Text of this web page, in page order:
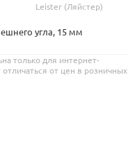
Leister (Ляйстер)
угла, 15 мм
только для интернет-
от цен в розничных